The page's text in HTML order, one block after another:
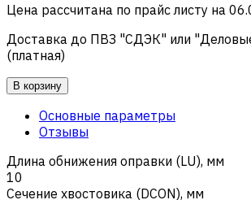
Цена рассчитана по прайс листу на
Доставка до ПВЗ "СДЭК" или
(платная)
В корзину
Основные параметры
Отзывы
Длина обнижения оправки (LU), мм
10
Сечение хвостовика (DCON), мм